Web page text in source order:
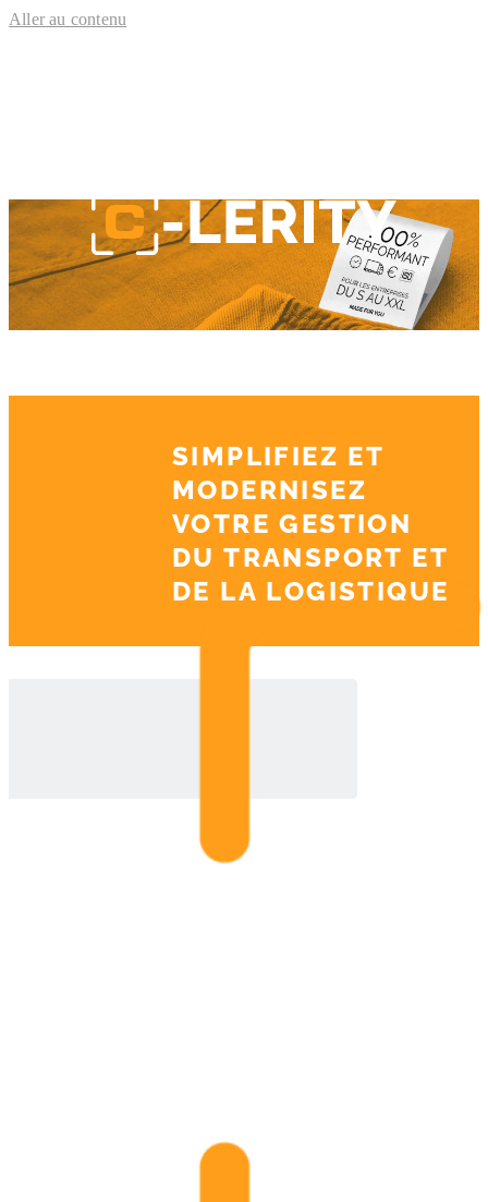
Aller au contenu
SIMPLIFIEZ ET
MODERNISEZ
VOTRE GESTION
DU TRANSPORT ET
DE LA LOGISTIQUE